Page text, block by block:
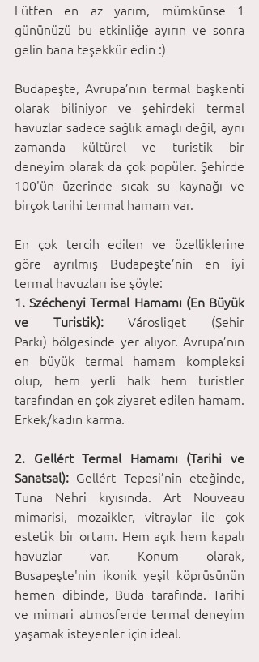
Lütfen en az yarım, mümkünse 1
gününüzü bu etkinliğe ayırın ve sonra
gelin bana teşekkür edin :)
Budapeşte, Avrupa’nın termal başkenti
olarak biliniyor ve şehirdeki termal
havuzlar sadece sağlık amaçlı değil, aynı
zamanda kültürel ve turistik bir
deneyim olarak da çok popüler. Şehirde
100'ün üzerinde sıcak su kaynağı ve
birçok tarihi termal hamam var.
En çok tercih edilen ve özelliklerine
göre ayrılmış Budapeşte’nin en iyi
termal havuzları ise şöyle:
1. Széchenyi Termal Hamamı (En Büyük
ve Turistik): Városliget (Şehir
Parkı) bölgesinde yer alıyor. Avrupa’nın
en büyük termal hamam kompleksi
olup, hem yerli halk hem turistler
tarafından en çok ziyaret edilen hamam.
Erkek/kadın karma.
2. Gellért Termal Hamamı (Tarihi ve
Sanatsal): Gellért Tepesi’nin eteğinde,
Tuna Nehri kıyısında. Art Nouveau
mimarisi, mozaikler, vitraylar ile çok
estetik bir ortam. Hem açık hem kapalı
havuzlar var. Konum olarak,
Busapeşte'nin ikonik yeşil köprüsünün
hemen dibinde, Buda tarafında. Tarihi
ve mimari atmosferde termal deneyim
yaşamak isteyenler için ideal.